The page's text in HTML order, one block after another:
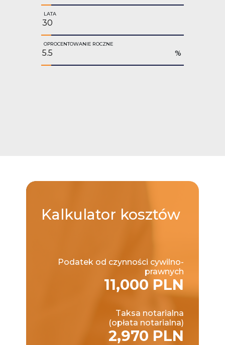
LATA
OPROCENTOWANIE ROCZNE
%
Kalkulator kosztów
Podatek od czynności cywilno-
prawnych
11,000 PLN
Taksa notarialna
(opłata notarialna)
2,970 PLN